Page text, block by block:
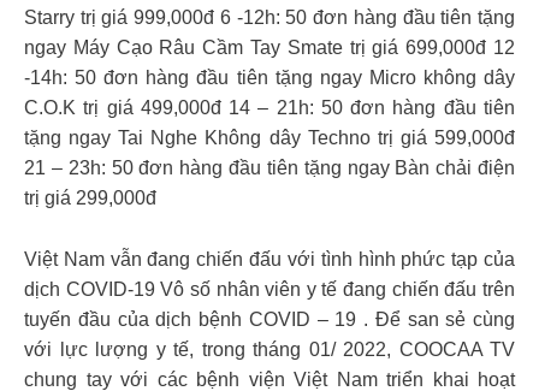
Starry trị giá 999,000đ 6 -12h: 50 đơn hàng đầu tiên tặng
ngay Máy Cạo Râu Cầm Tay Smate trị giá 699,000đ 12
-14h: 50 đơn hàng đầu tiên tặng ngay Micro không dây
C.O.K trị giá 499,000đ 14 – 21h: 50 đơn hàng đầu tiên
tặng ngay Tai Nghe Không dây Techno trị giá 599,000đ
21 – 23h: 50 đơn hàng đầu tiên tặng ngay Bàn chải điện
trị giá 299,000đ
Việt Nam vẫn đang chiến đấu với tình hình phức tạp của
dịch COVID-19 Vô số nhân viên y tế đang chiến đấu trên
tuyến đầu của dịch bệnh COVID – 19 . Để san sẻ cùng
với lực lượng y tế, trong tháng 01/ 2022, COOCAA TV
chung tay với các bệnh viện Việt Nam triển khai hoạt